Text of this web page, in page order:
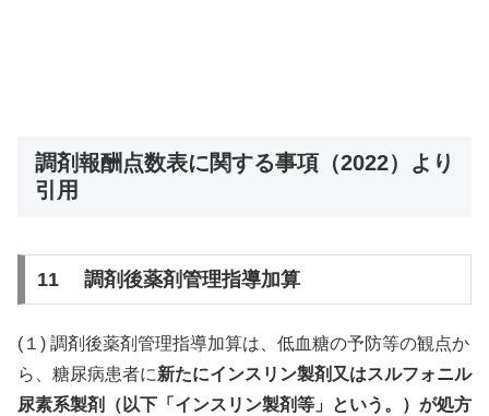
調剤報酬点数表に関する事項（2022）より
引用
11 調剤後薬剤管理指導加算
(１) 調剤後薬剤管理指導加算は、低血糖の予防等の観点か
ら、糖尿病患者に新たにインスリン製剤又はスルフォニル
尿素系製剤（以下「インスリン製剤等」という。）が処方